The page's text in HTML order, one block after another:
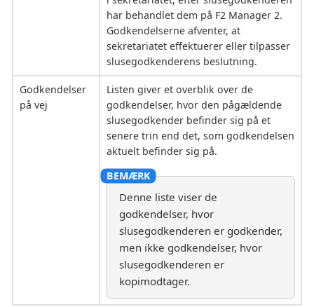
har behandlet dem på F2 Manager 2.
Godkendelserne afventer, at
sekretariatet effektuerer eller tilpasser
slusegodkenderens beslutning.
Godkendelser
på vej
Listen giver et overblik over de
godkendelser, hvor den pågældende
slusegodkender befinder sig på et
senere trin end det, som godkendelsen
aktuelt befinder sig på.
Denne liste viser de
godkendelser, hvor
slusegodkenderen er godkender,
men ikke godkendelser, hvor
slusegodkenderen er
kopimodtager.